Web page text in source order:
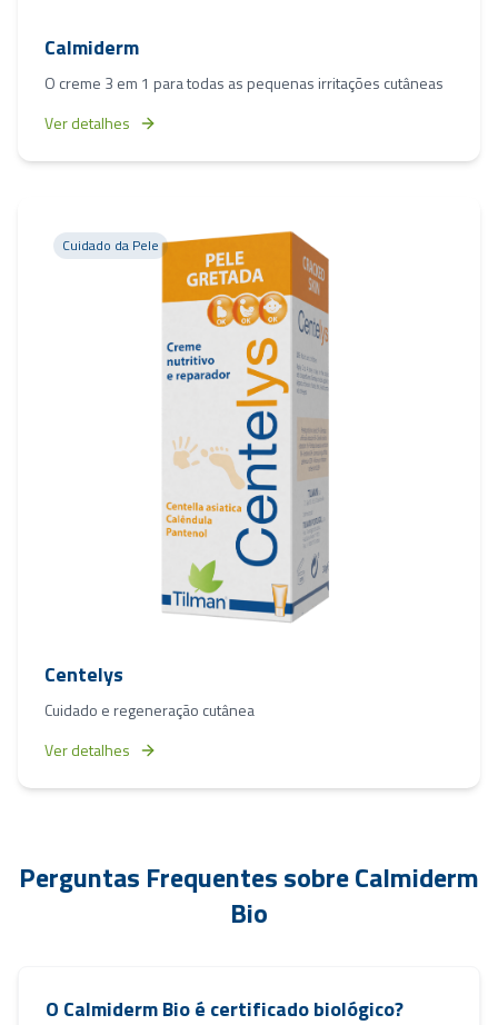
Calmiderm
O creme 3 em 1 para todas as pequenas irritações cutâneas
Ver detalhes
Cuidado da Pele
Centelys
Cuidado e regeneração cutânea
Ver detalhes
Perguntas Frequentes sobreCalmiderm
Bio
O Calmiderm Bio é certificado biológico?